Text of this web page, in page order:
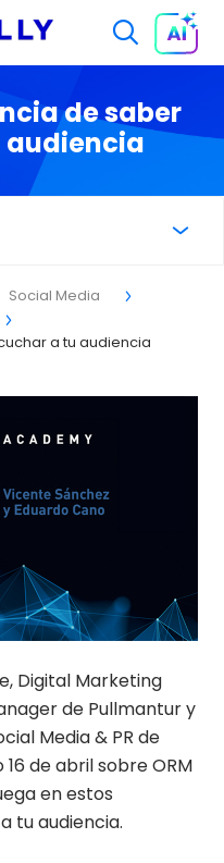
de saber
audiencia
Social Media
a tu audiencia
Digital Marketing
de Pullmantur y
Media & PR de
de abril sobre ORM
en estos
tu audiencia.